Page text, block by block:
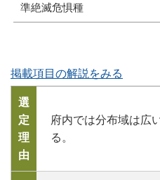
準絶滅危惧種
掲載項目の解説をみる
選
定
理
由
府内では分布域は広
る。